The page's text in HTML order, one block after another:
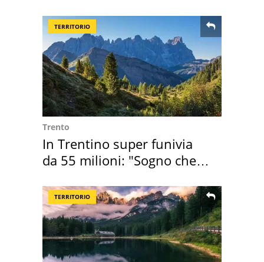
TERRITORIO
Trento
In Trentino super funivia
da 55 milioni: "Sogno che si
TERRITORIO